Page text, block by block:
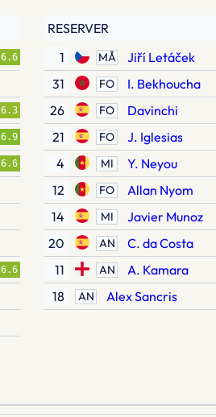
6.6
6.3
6.9
6.6
6.6
RESERVER
1
MÅ
Jiří Letáček
31
FO
I. Bekhoucha
26
FO Davinchi
21 FO
J. Iglesias
4
MI
Y. Neyou
12
FO
Allan Nyom
14
MI Javier Munoz
20 AN C. da Costa
11 AN A. Kamara
18 AN Alex Sancris